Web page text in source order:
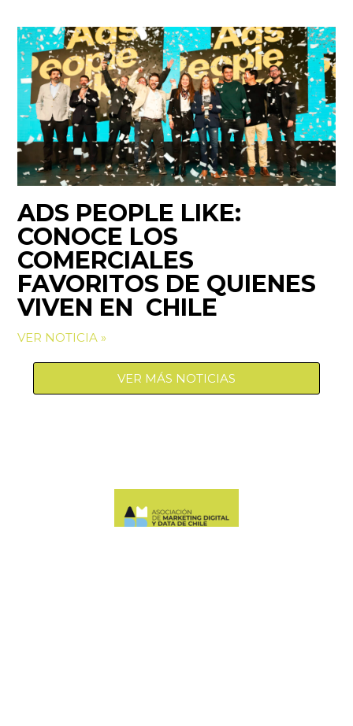
ADS PEOPLE LIKE:
CONOCE LOS
COMERCIALES
FAVORITOS DE QUIENES
VIVEN EN CHILE
VER NOTICIA »
VER MÁS NOTICIAS